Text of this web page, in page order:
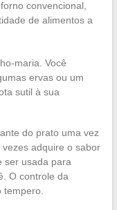
convencional,
de alimentos a
maria. Você
ervas ou um
sutil à sua
do prato uma vez
adquire o sabor
ser usada para
O controle da